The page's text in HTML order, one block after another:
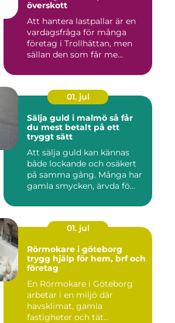
överskott
Att hantera lastpallar är en
vardagsfråga för många
företag i Trollhättan, men
sällan den som får me...
01. jul
Sälja guld i malmö så får
du mest betalt på ett
tryggt sätt
Att sälja guld kan kännas
både lockande och osäkert
på samma gång. Många har
gamla smycken, ärvda fö...
01. jul
Rörmokare i göteborg
trygg hjälp för hem, brf och
företag
En Rörmokare i Göteborg
arbetar i en miljö där
havsklimat, gamla
fastigheter och tät